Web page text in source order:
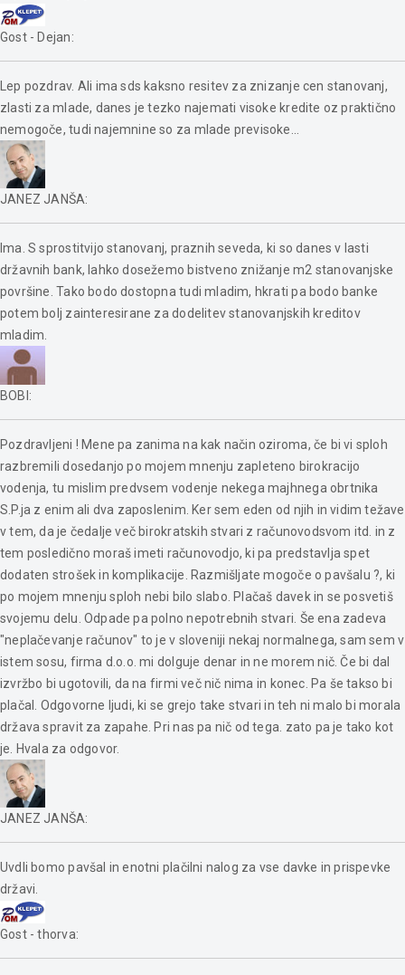
Gost - Dejan:
Lep pozdrav. Ali ima sds kaksno resitev za znizanje cen stanovanj,
zlasti za mlade, danes je tezko najemati visoke kredite oz praktično
nemogoče, tudi najemnine so za mlade previsoke...
JANEZ JANŠA:
Ima. S sprostitvijo stanovanj, praznih seveda, ki so danes v lasti
državnih bank, lahko dosežemo bistveno znižanje m2 stanovanjske
površine. Tako bodo dostopna tudi mladim, hkrati pa bodo banke
potem bolj zainteresirane za dodelitev stanovanjskih kreditov
mladim.
BOBI :
Pozdravljeni ! Mene pa zanima na kak način oziroma, če bi vi sploh
razbremili dosedanjo po mojem mnenju zapleteno birokracijo
vodenja, tu mislim predvsem vodenje nekega majhnega obrtnika
S.P.ja z enim ali dva zaposlenim. Ker sem eden od njih in vidim težave
v tem, da je čedalje več birokratskih stvari z računovodsvom itd. in z
tem posledično moraš imeti računovodjo, ki pa predstavlja spet
dodaten strošek in komplikacije. Razmišljate mogoče o pavšalu ?, ki
po mojem mnenju sploh nebi bilo slabo. Plačaš davek in se posvetiš
svojemu delu. Odpade pa polno nepotrebnih stvari. Še ena zadeva
"neplačevanje računov" to je v sloveniji nekaj normalnega, sam sem v
istem sosu, firma d.o.o. mi dolguje denar in ne morem nič. Če bi dal
izvržbo bi ugotovili, da na firmi več nič nima in konec. Pa še takso bi
plačal. Odgovorne ljudi, ki se grejo take stvari in teh ni malo bi morala
država spravit za zapahe. Pri nas pa nič od tega. zato pa je tako kot
je. Hvala za odgovor.
JANEZ JANŠA:
Uvdli bomo pavšal in enotni plačilni nalog za vse davke in prispevke
državi.
Gost - thorva: